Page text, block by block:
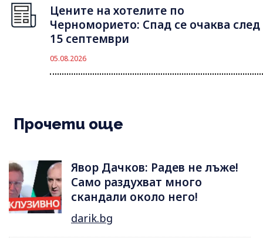
Цените на хотелите по
Черноморието: Спад се очаква след
15 септември
05.08.2026
Прочети още
Явор Дачков: Радев не лъже!
Само раздухват много
скандали около него!
darik.bg